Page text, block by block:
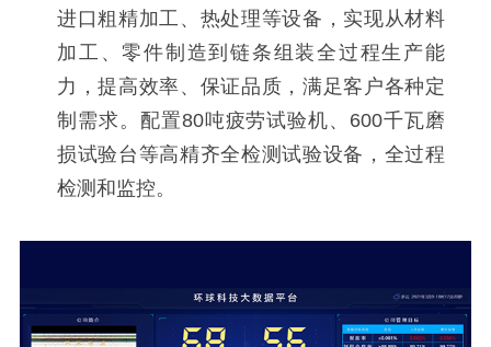
进口粗精加工、热处理等设备，实现从材料
加工、零件制造到链条组装全过程生产能
力，提高效率、保证品质，满足客户各种定
制需求。配置80吨疲劳试验机、600千瓦磨
损试验台等高精齐全检测试验设备，全过程
检测和监控。